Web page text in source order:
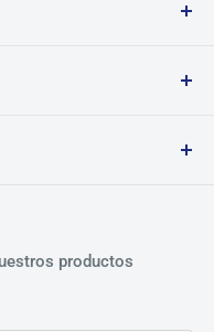
productos